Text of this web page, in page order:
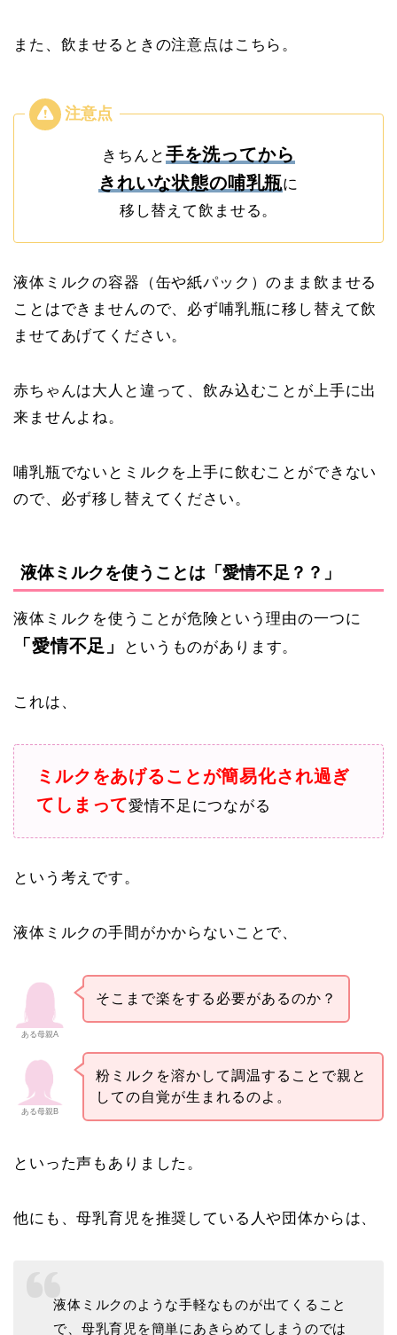
また、飲ませるときの注意点はこちら。
きちんと 手を洗ってから
きれいな状態の哺乳瓶に
移し替えて飲ませる。
液体ミルクの容器（缶や紙パック）のまま飲ませる
ことはできませんので、必ず哺乳瓶に移し替えて飲
ませてあげてください。
赤ちゃんは大人と違って、飲み込むことが上手に出
来ませんよね。
哺乳瓶でないとミルクを上手に飲むことができない
ので、必ず移し替えてください。
液体ミルクを使うことは「愛情不足？？」
液体ミルクを使うことが危険という理由の一つに
「愛情不足」 というものがあります。
これは、
ミルクをあげることが簡易化され過ぎ
てしまって愛情不足につながる
という考えです。
液体ミルクの手間がかからないことで、
ある母親A
そこまで楽をする必要があるのか？
ある母親B
粉ミルクを溶かして調温することで親と
しての自覚が生まれるのよ。
といった声もありました。
他にも、母乳育児を推奨している人や団体からは、
液体ミルクのような手軽なものが出てくること
で、母乳育児を簡単にあきらめてしまうのでは